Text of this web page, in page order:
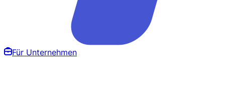
Für Unternehmen